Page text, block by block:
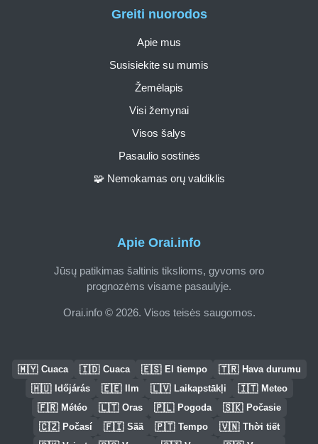
Apie Orai.info
Jūsų patikimas šaltinis tikslioms, gyvoms oro
prognozėms visame pasaulyje.
Orai.info © 2026. Visos teisės saugomos.
Greiti nuorodos
Apie mus
Susisiekite su mumis
Žemėlapis
Visi žemynai
Visos šalys
Pasaulio sostinės
🧩 Nemokamas orų valdiklis
🇲🇾 Cuaca 🇮🇩 Cuaca 🇪🇸 El tiempo 🇹🇷 Hava durumu
🇭🇺 Időjárás 🇪🇪 Ilm 🇱🇻 Laikapstākļi 🇮🇹 Meteo
🇫🇷 Météo 🇱🇹 Oras 🇵🇱 Pogoda 🇸🇰 Počasie
🇨🇿 Počasí 🇫🇮 Sää 🇵🇹 Tempo 🇻🇳 Thời tiết